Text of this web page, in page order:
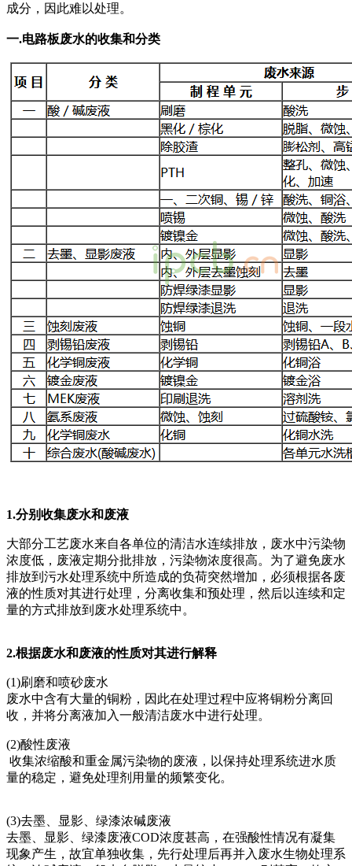
成分，因此难以处理。
一.电路板废水的收集和分类
1.分别收集废水和废液
大部分工艺废水来自各单位的清洁水连续排放，废水中污染物
浓度低，废液定期分批排放，污染物浓度很高。为了避免废水
排放到污水处理系统中所造成的负荷突然增加，必须根据各废
液的性质对其进行处理，分离收集和预处理，然后以连续和定
量的方式排放到废水处理系统中。
2.根据废水和废液的性质对其进行解释
(1)刷磨和喷砂废水
废水中含有大量的铜粉，因此在处理过程中应将铜粉分离回
收，并将分离液加入一般清洁废水中进行处理。
(2)酸性废液
收集浓缩酸和重金属污染物的废液，以保持处理系统进水质
量的稳定，避免处理剂用量的频繁变化。
(3)去墨、显影、绿漆浓碱废液
去墨、显影、绿漆废液COD浓度甚高，在强酸性情况有凝集
现象产生，故宜单独收集，先行处理后再并入废水生物处理系